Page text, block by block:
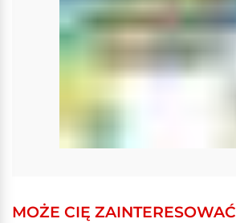
MOŻE CIĘ ZAINTERESOWAĆ